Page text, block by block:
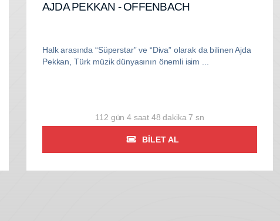
AJDA PEKKAN - OFFENBACH
Halk arasında “Süperstar” ve “Diva” olarak da bilinen Ajda
Pekkan, Türk müzik dünyasının önemli isim ...
112 gün 4 saat 48 dakika 5 sn
BILET AL